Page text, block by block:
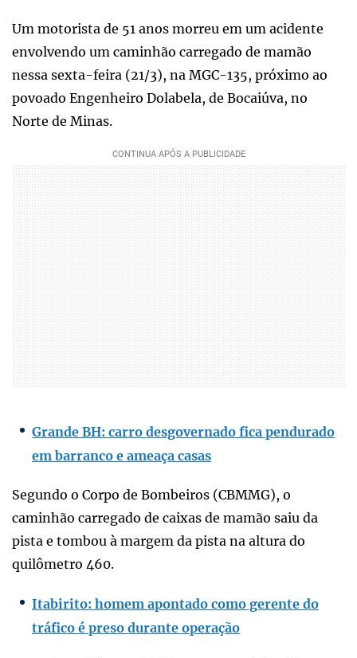
Um motorista de 51 anos morreu em um acidente
envolvendo um caminhão carregado de mamão
nessa sexta-feira (21/3), na MGC-135, próximo ao
povoado Engenheiro Dolabela, de Bocaiúva, no
Norte de Minas.
Grande BH: carro desgovernado fica pendurado
em barranco e ameaça casas
Segundo o Corpo de Bombeiros (CBMMG), o
caminhão carregado de caixas de mamão saiu da
pista e tombou à margem da pista na altura do
quilômetro 460.
Itabirito: homem apontado como gerente do
tráfico é preso durante operação